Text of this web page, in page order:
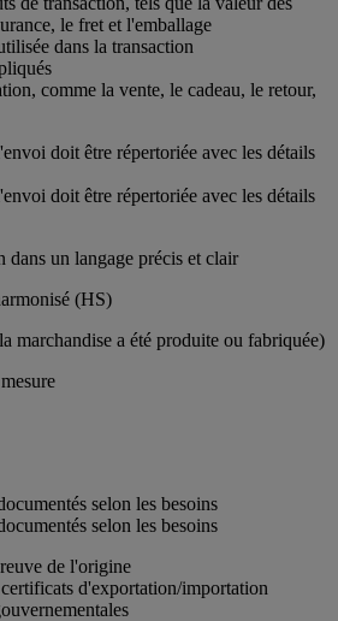
le fret et l'emballage
dans la transaction
comme la vente, le cadeau, le retour,
doit être répertoriée avec les détails
doit être répertoriée avec les détails
dans un langage précis et clair
(HS)
marchandise a été produite ou fabriquée)
selon les besoins
selon les besoins
de l'origine
d'exportation/importation